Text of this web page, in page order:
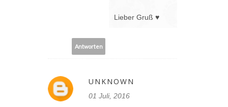
Lieber Gruß ♥
Antworten
UNKNOWN
01 Juli, 2016